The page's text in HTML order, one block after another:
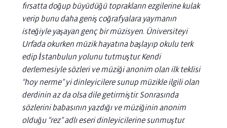
fırsatta doğup büyüdüğü toprakların ezgilerine kulak
verip bunu daha geniş coğrafyalara yaymanın
isteğiyle yaşayan genç bir müzisyen. Üniversiteyi
Urfada okurken müzik hayatına başlayıp okulu terk
edip İstanbulun yolunu tutmuştur. Kendi
derlemesiyle sözleri ve müziği anonim olan ilk teklisi
“hoy nerme” yi dinleyicilere sunup müzikle ilgili olan
derdinin az da olsa dile getirmiştir. Sonrasında
sözlerini babasının yazdığı ve müziğinin anonim
olduğu “rez” adlı eseri dinleyicilerine sunmuştur.